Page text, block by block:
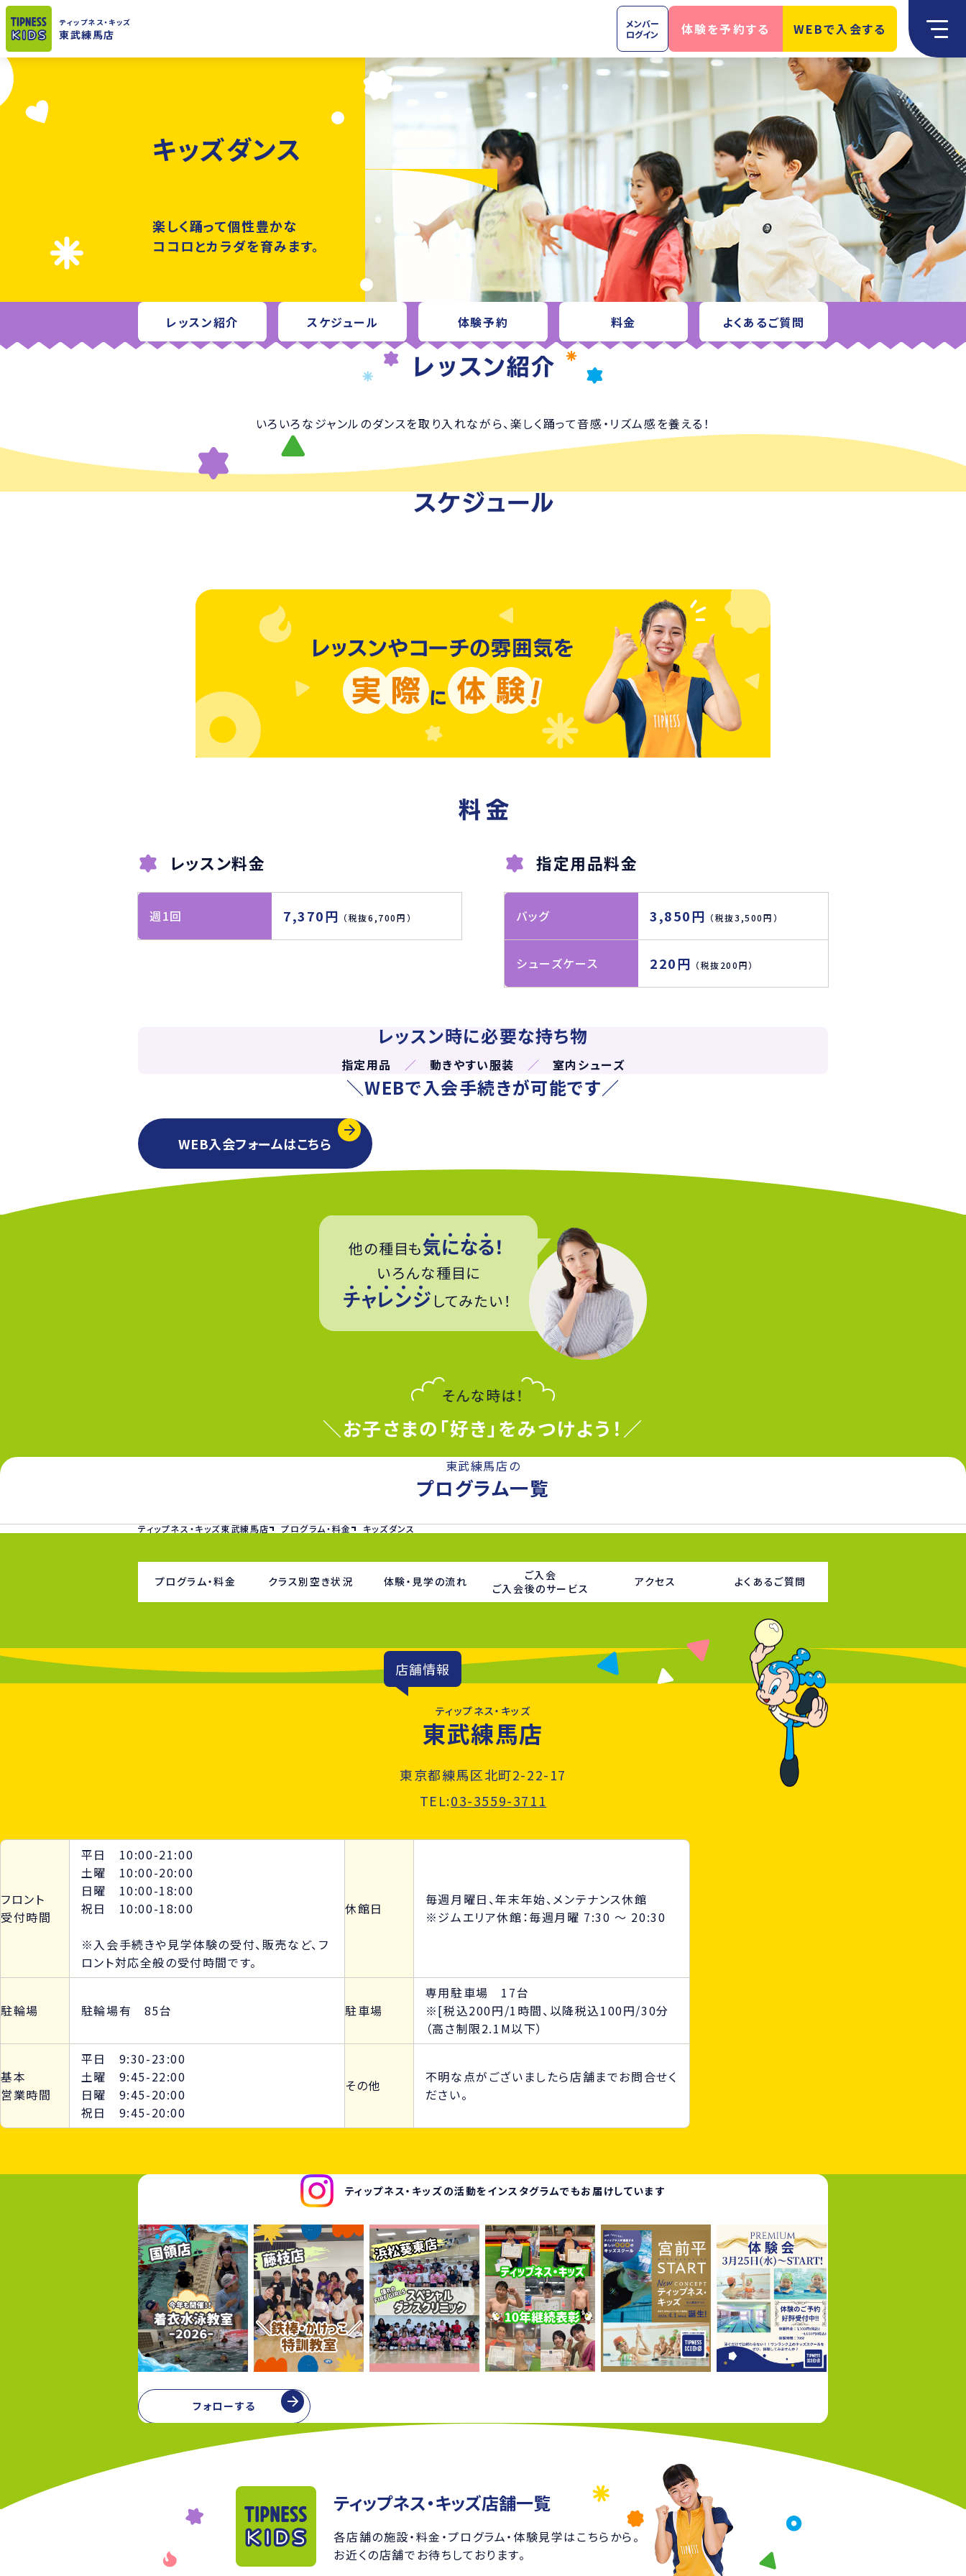
ティップネス・キッズ
東武練馬店
メンバー
ログイン
体験を予約する WEBで入会する
キッズダンス
楽しく踊って個性豊かな
ココロとカラダを育みます。
レッスン紹介 スケジュール 体験予約 料金 よくあるご質問
いろいろなジャンルのダンスを取り入れながら、楽しく踊って音感・リズム感を養える！
レッスン料金
週1回 7,370円 （税抜6,700円）
指定用品料金
バッグ 3,850円 （税抜3,500円）
シューズケース 220円 （税抜200円）
レッスン時に必要な持ち物
指定用品 ／ 動きやすい服装 ／ 室内シューズ
＼WEBで入会手続きが可能です／
WEB入会フォームはこちら
＼お子さまの「好き」をみつけよう！／
東武練馬店の
プログラム一覧
ティップネス・キッズ東武練馬店 プログラム・料金 キッズダンス
プログラム・料金 クラス別空き状況 体験・見学の流れ
ご入会
ご入会後のサービス
アクセス よくあるご質問
店舗情報
ティップネス・キッズ
東武練馬店
東京都練馬区北町2-22-17
TEL:03-3559-3711
フロント
受付時間
平日 10:00-21:00
土曜 10:00-20:00
日曜 10:00-18:00
祝日 10:00-18:00
※入会手続きや見学体験の受付、販売など、フ
ロント対応全般の受付時間です。
休館日
毎週月曜日、年末年始、メンテナンス休館
※ジムエリア休館：毎週月曜 7:30 ～ 20:30
駐輪場 駐輪場有 85台 駐車場
専用駐車場 17台
※[税込200円/1時間、以降税込100円/30分
（高さ制限2.1M以下）
基本
営業時間
平日 9:30-23:00
土曜 9:45-22:00
日曜 9:45-20:00
祝日 9:45-20:00
その他
不明な点がございましたら店舗までお問合せく
ださい。
ティップネス・キッズの活動をインスタグラムでもお届けしています
フォローする
ティップネス・キッズ店舗一覧
各店舗の施設・料金・プログラム・ 体験見学はこちらから。
お近くの店舗でお待ちしております。